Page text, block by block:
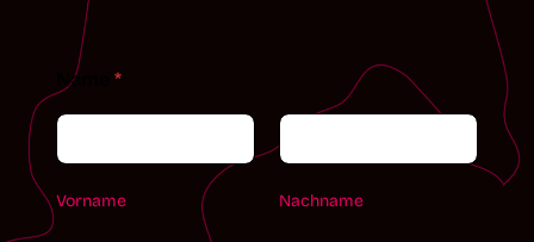
Name *
Vorname Nachname